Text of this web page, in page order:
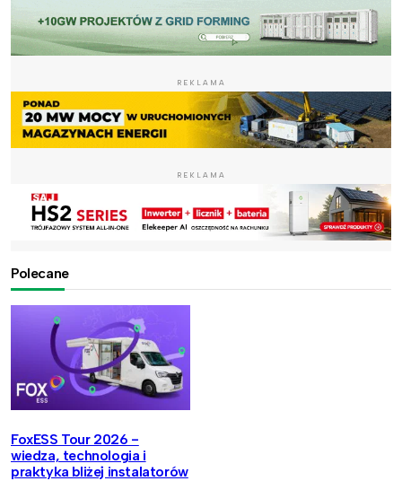
REKLAMA
REKLAMA
Polecane
FoxESS Tour 2026 -
wiedza, technologia i
praktyka bliżej instalatorów